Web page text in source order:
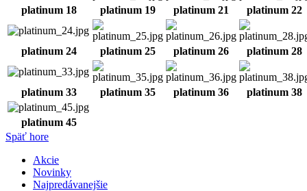
platinum 18 platinum 19 platinum 21 platinum 22
platinum 24 platinum 25 platinum 26 platinum 28
platinum 33 platinum 35 platinum 36 platinum 38
platinum 45
Späť hore
Akcie
Novinky
Najpredávanejšie